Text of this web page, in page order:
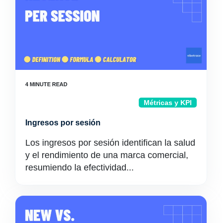
Métricas y KPI
Ingresos por sesión
Los ingresos por sesión identifican la salud
y el rendimiento de una marca comercial,
resumiendo la efectividad...